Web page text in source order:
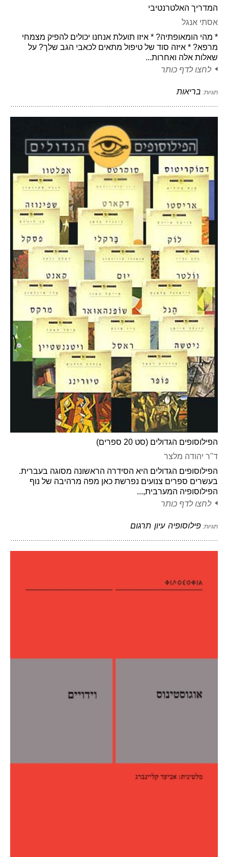
המדריך האלטרנטיבי
אסתי אנגל
* מהי הומאופתיה? * איזו תועלת אנחנו יכולים להפיק מצמחי
מרפא? * איזה סוד של טיפול מתאים לכאבי הגב שלך? על
שאלות אלה ואחרות...
לחצו לדף כותר
תגיות: בריאות
הפילוסופים הגדולים (סט 20 ספרים)
ד"ר יהודה מלצר
הפילוסופים הגדולים היא הסידרה הראשונה מסוגה בעברית.
בעשרים ספרים צנועים נפרשת כאן מפה מרהיבה של נוף
הפילוסופיה המערבית,...
לחצו לדף כותר
תגיות: פילוסופיה עיון תרגום